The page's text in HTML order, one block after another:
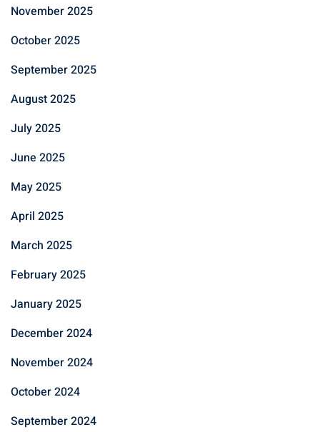
November 2025
October 2025
September 2025
August 2025
July 2025
June 2025
May 2025
April 2025
March 2025
February 2025
January 2025
December 2024
November 2024
October 2024
September 2024